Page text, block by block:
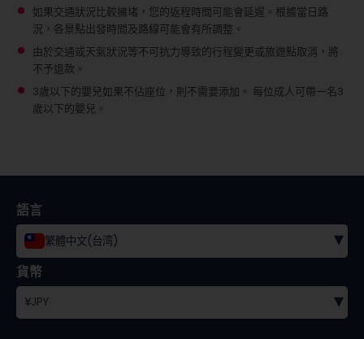
如果交通狀況比較擁堵，您的返程時間可能會延遲。根據當日路
況，各景點出發時間及路線可能會有所調整。
由於交通或天氣狀況等不可抗力導致的行程變更或旅遊點取消，將
不予退款。
3歲以下的嬰兒如果不佔座位，則不需要添加。 每位成人可帶一名3
歲以下的嬰兒。
語言
繁體中文(台湾) ▾
貨幣
¥JPY ▾